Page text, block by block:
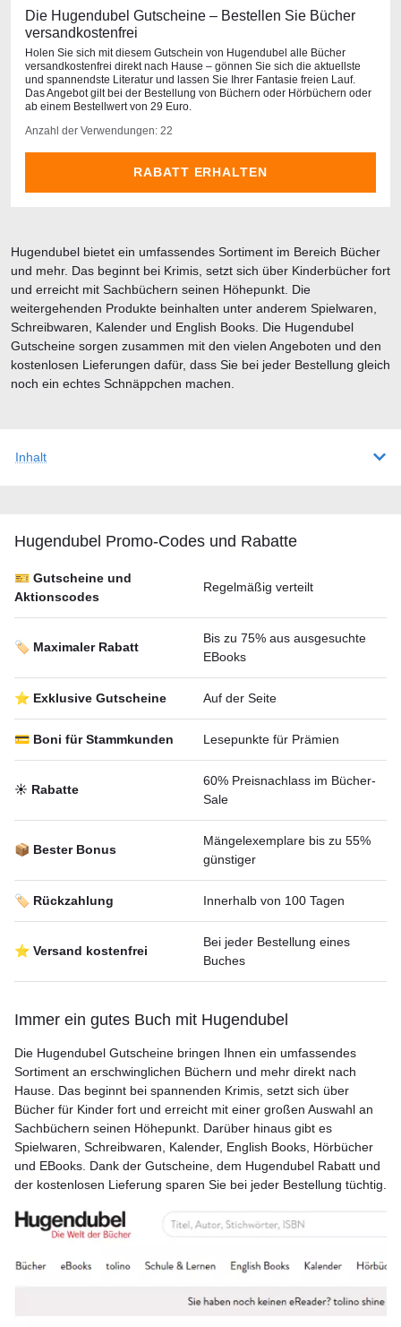
Die Hugendubel Gutscheine – Bestellen Sie Bücher
versandkostenfrei
Holen Sie sich mit diesem Gutschein von Hugendubel alle Bücher
versandkostenfrei direkt nach Hause – gönnen Sie sich die aktuellste
und spannendste Literatur und lassen Sie Ihrer Fantasie freien Lauf.
Das Angebot gilt bei der Bestellung von Büchern oder Hörbüchern oder
ab einem Bestellwert von 29 Euro.
Anzahl der Verwendungen: 22
RABATT ERHALTEN
Inhalt
Hugendubel Promo-Codes und Rabatte
🎫 Gutscheine und
Aktionscodes
Regelmäßig verteilt
🏷️ Maximaler Rabatt
Bis zu 75% aus ausgesuchte
EBooks
⭐ Exklusive Gutscheine Auf der Seite
💳 Boni für Stammkunden Lesepunkte für Prämien
☀️ Rabatte
60% Preisnachlass im Bücher-
Sale
📦 Bester Bonus
Mängelexemplare bis zu 55%
günstiger
🏷️ Rückzahlung Innerhalb von 100 Tagen
⭐ Versand kostenfrei
Bei jeder Bestellung eines
Buches
Immer ein gutes Buch mit Hugendubel
Die Hugendubel Gutscheine bringen Ihnen ein umfassendes
Sortiment an erschwinglichen Büchern und mehr direkt nach
Hause. Das beginnt bei spannenden Krimis, setzt sich über
Bücher für Kinder fort und erreicht mit einer großen Auswahl an
Sachbüchern seinen Höhepunkt. Darüber hinaus gibt es
Spielwaren, Schreibwaren, Kalender, English Books, Hörbücher
und EBooks. Dank der Gutscheine, dem Hugendubel Rabatt und
der kostenlosen Lieferung sparen Sie bei jeder Bestellung tüchtig.
Hugendubel bietet ein umfassendes Sortiment im Bereich Bücher
und mehr. Das beginnt bei Krimis, setzt sich über Kinderbücher fort
und erreicht mit Sachbüchern seinen Höhepunkt. Die
weitergehenden Produkte beinhalten unter anderem Spielwaren,
Schreibwaren, Kalender und English Books. Die Hugendubel
Gutscheine sorgen zusammen mit den vielen Angeboten und den
kostenlosen Lieferungen dafür, dass Sie bei jeder Bestellung gleich
noch ein echtes Schnäppchen machen.